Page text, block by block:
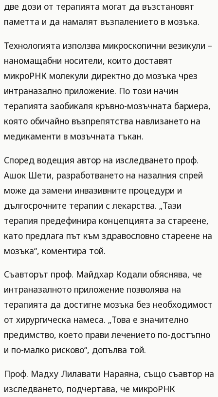
две дози от терапията могат да възстановят
паметта и да намалят възпалението в мозъка.
Технологията използва микроскопични везикули –
наномащабни носители, които доставят
микроРНК молекули директно до мозъка чрез
интраназално приложение. По този начин
терапията заобикаля кръвно-мозъчната бариера,
която обичайно възпрепятства навлизането на
медикаменти в мозъчната тъкан.
Според водещия автор на изследването проф.
Ашок Шети, разработването на назалния спрей
може да замени инвазивните процедури и
дългосрочните терапии с лекарства. „Тази
терапия предефинира концепцията за стареене,
като предлага път към здравословно стареене на
мозъка“, коментира той.
Съавторът проф. Майдхар Кодали обяснява, че
интраназалното приложение позволява на
терапията да достигне мозъка без необходимост
от хирургическа намеса. „Това е значително
предимство, което прави лечението по-достъпно
и по-малко рисково“, допълва той.
Проф. Мадху Лилавати Нараяна, също съавтор на
изследването, подчертава, че микроРНК